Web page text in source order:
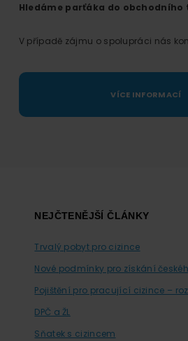
Hledáme parťáka do obchodního
V případě zájmu o spolupráci nás
VÍCE INFORMACÍ
FooterNEJČTENĚJŠÍ ČLÁNKY
Trvalý pobyt pro cizince
Nové podmínky pro získání
Pojištění pro pracující cizince –
DPČ a ŽL
Sňatek s cizincem